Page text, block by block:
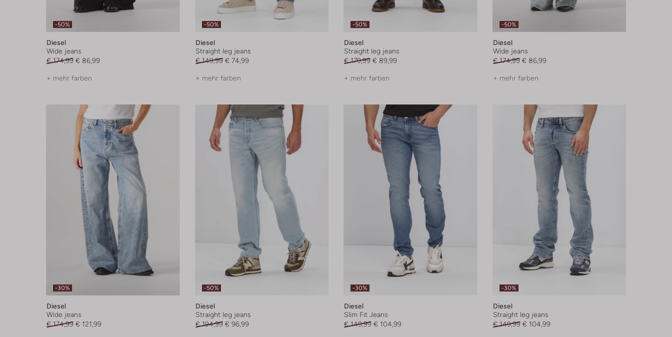
-50%
Diesel
Wide jeans
€ 174,99 € 86,99
+ mehr farben
-50%
Diesel
Straight leg jeans
€ 149,99 € 74,99
+ mehr farben
-50%
Diesel
Straight leg jeans
€ 179,99 € 89,99
+ mehr farben
-50%
Diesel
Wide jeans
€ 174,99 € 86,99
+ mehr farben
-30%
Diesel
Wide jeans
€ 174,99 € 121,99
-50%
Diesel
Straight leg jeans
€ 194,99 € 96,99
-30%
Diesel
Slim Fit Jeans
€ 149,99 € 104,99
-30%
Diesel
Straight leg jeans
€ 149,99 € 104,99